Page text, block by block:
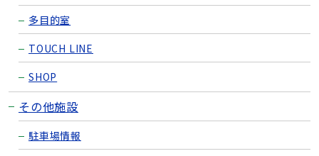
多目的室
TOUCH LINE
SHOP
その他施設
駐車場情報